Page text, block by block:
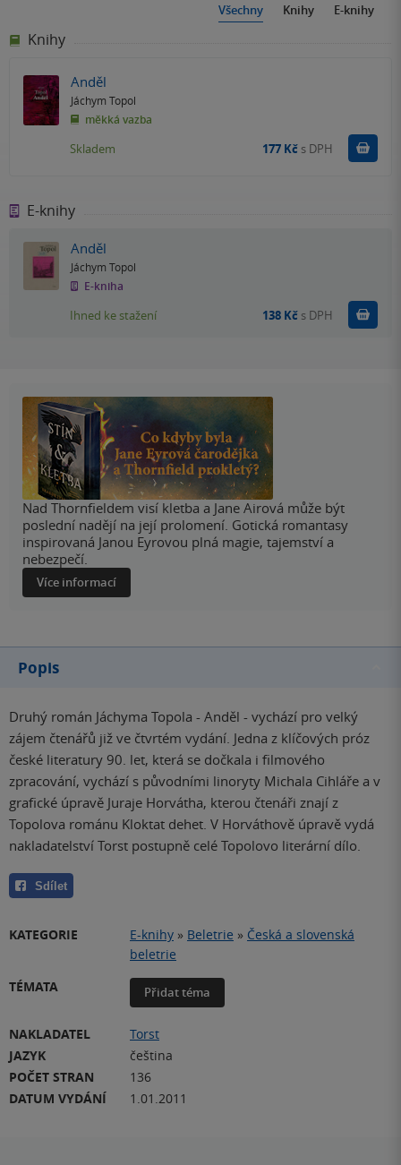
Všechny Knihy E-knihy
Knihy
Anděl
Jáchym Topol
měkká vazba
Skladem 177 Kč s DPH
E-knihy
Anděl
Jáchym Topol
E-kniha
Ihned ke stažení 138 Kč s DPH Koupit
Nad Thornfieldem visí kletba a Jane Airová může být
poslední nadějí na její prolomení. Gotická romantasy
inspirovaná Janou Eyrovou plná magie, tajemství a
nebezpečí.
Více informací
Popis
Druhý román Jáchyma Topola - Anděl - vychází pro velký
zájem čtenářů již ve čtvrtém vydání. Jedna z klíčových próz
české literatury 90. let, která se dočkala i filmového
zpracování, vychází s původními linoryty Michala Cihláře a v
grafické úpravě Juraje Horvátha, kterou čtenáři znají z
Topolova románu Kloktat dehet. V Horváthově úpravě vydá
nakladatelství Torst postupně celé Topolovo literární dílo.
Sdílet
KATEGORIE E-knihy » Beletrie » Česká a slovenská
beletrie
TÉMATA
Přidat téma
NAKLADATEL
Torst
JAZYK
čeština
POČET STRAN
136
DATUM VYDÁNÍ
1.01.2011